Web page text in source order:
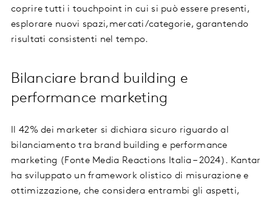
coprire tutti i touchpoint in cui si può essere presenti,
esplorare nuovi spazi,mercati/categorie, garantendo
risultati consistenti nel tempo.
Bilanciare brand building e
performance marketing
Il 42% dei marketer si dichiara sicuro riguardo al
bilanciamento tra brand building e performance
marketing (Fonte Media Reactions Italia – 2024). Kantar
ha sviluppato un framework olistico di misurazione e
ottimizzazione, che considera entrambi gli aspetti,